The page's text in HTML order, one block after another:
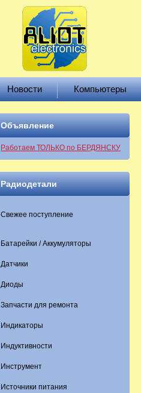
Новости Компьютеры
Объявление
Работаем ТОЛЬКО по БЕРДЯНСКУ
Радиодетали
Свежее поступление
Батарейки / Аккумуляторы
Датчики
Диоды
Запчасти для ремонта
Индикаторы
Индуктивности
Инструмент
Источники питания